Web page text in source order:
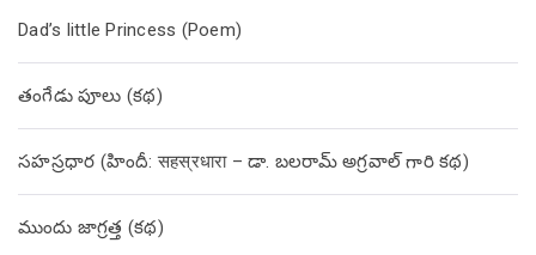
Dad’s little Princess (Poem)
తంగేడు పూలు (క‌థ‌)
సహస్రధార (హిందీ: सहस्रधारा – డా. బలరామ్ అగ్రవాల్ గారి కథ)
ముందు జాగ్రత్త (క‌థ‌)